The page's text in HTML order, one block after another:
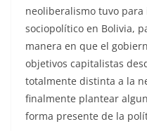
neoliberalismo tuvo
sociopolítico en Bolivia,
manera en que el
objetivos capitalistas
totalmente distinta a la
finalmente plantear
forma presente de la